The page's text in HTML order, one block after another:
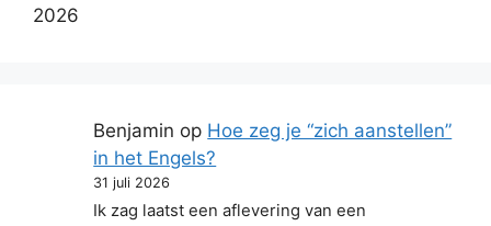
2026
Benjamin op Hoe zeg je “zich aanstellen”
in het Engels?
31 juli 2026
Ik zag laatst een aflevering van een